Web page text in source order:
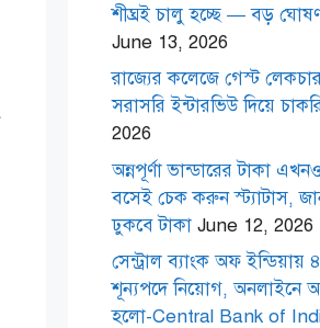
শীঘ্রই চালু হচ্ছে — বড় ঘোষণা
June 13, 2026
রাজ্যের কলেজে গেস্ট
সরাসরি ইন্টারভিউ দিয়ে
2026
অন্নপূর্ণা ভান্ডারের টাকা
বসেই চেক করুন স্ট্যাটাস,
ঢুকবে টাকা June 12, 2026
সেন্ট্রাল ব্যাংক অফ ইন্ডিয়ায়
শূন্যপদে নিয়োগ, অনলাইনে
হলো-Central Bank of